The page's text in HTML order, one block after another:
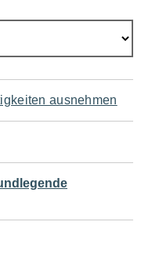
ausnehmen